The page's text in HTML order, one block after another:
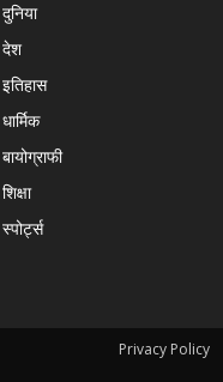
दुनिया
देश
इतिहास
धार्मिक
बायोग्राफी
शिक्षा
स्पोर्ट्स
Privacy Policy